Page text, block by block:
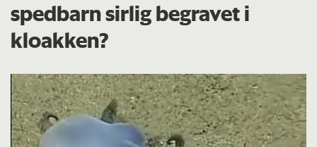
spedbarn sirlig begravet i
kloakken?